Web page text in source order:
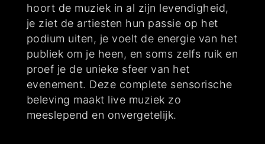
hoort de muziek in al zijn levendigheid,
je ziet de artiesten hun passie op het
podium uiten, je voelt de energie van het
publiek om je heen, en soms zelfs ruik en
proef je de unieke sfeer van het
evenement. Deze complete sensorische
beleving maakt live muziek zo
meeslepend en onvergetelijk.